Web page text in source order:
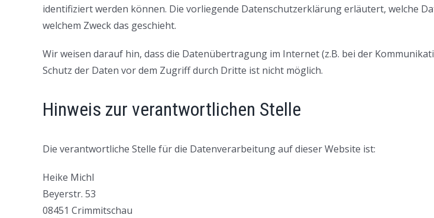
identifiziert werden können. Die vorliegende Datenschutzerklärung erläutert, welche
welchem Zweck das geschieht.
Wir weisen darauf hin, dass die Datenübertragung im Internet (z.B. bei der
Schutz der Daten vor dem Zugriff durch Dritte ist nicht möglich.
Hinweis zur verantwortlichen Stelle
Die verantwortliche Stelle für die Datenverarbeitung auf dieser Website ist:
Heike Michl
Beyerstr. 53
08451 Crimmitschau